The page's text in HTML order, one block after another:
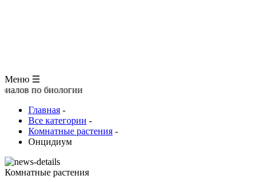
Меню ☰
Главная -
Все категории -
Комнатные растения -
Онцидиум
Комнатные растения